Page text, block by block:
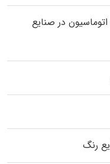
در صنایع
رنگ